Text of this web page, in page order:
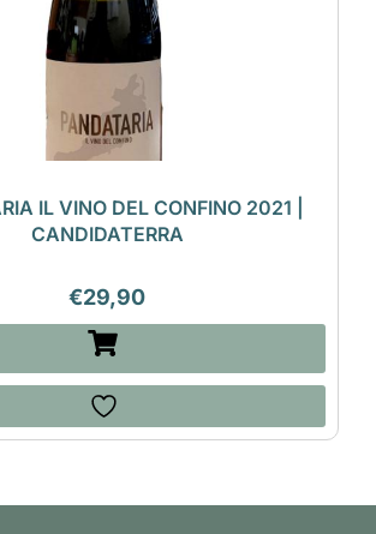
IL VINO DEL CONFINO 2021 |
CANDIDATERRA
€29,90